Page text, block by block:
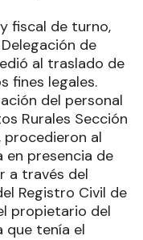
fiscal de turno,
de
al traslado de
fines legales.
del personal
Rurales Sección
procedieron al
presencia de
a través del
Registro Civil de
propietario del
que tenía el